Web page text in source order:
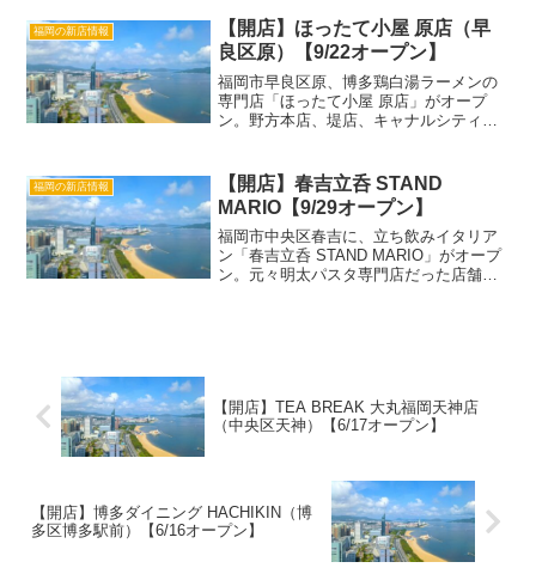
しています。アビスパ福岡の湯澤聖人選
手が開いたお店とのこと。...
福岡の新店情報
【開店】ほったて小屋 原店（早
良区原）【9/22オープン】
福岡市早良区原、博多鶏白湯ラーメンの
専門店「ほったて小屋 原店」がオープ
ン。野方本店、堤店、キャナルシティ博
す。 この投稿をInstagramで見る さかい
のぶひと(@h...
福岡の新店情報
【開店】春吉立呑 STAND
MARIO【9/29オープン】
福岡市中央区春吉に、立ち飲みイタリア
ン「春吉立呑 STAND MARIO」がオープ
ン。元々明太パスタ専門店だった店舗が
【開店】TEA BREAK 大丸福岡天神店
（中央区天神）【6/17オープン】
【開店】博多ダイニング HACHIKIN（博
多区博多駅前）【6/16オープン】